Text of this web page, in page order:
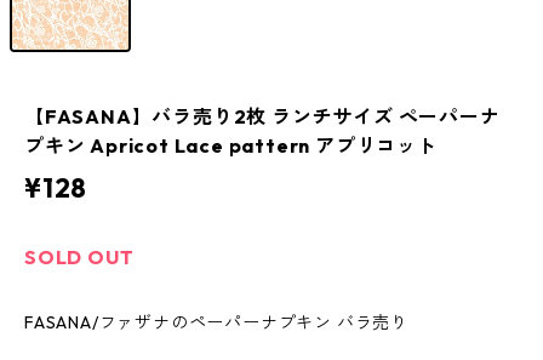
【FASANA】バラ売り2枚 ランチサイズ ペーパーナ
プキン Apricot Lace pattern アプリコット
¥128
SOLD OUT
FASANA/ファザナのペーパーナプキン バラ売り